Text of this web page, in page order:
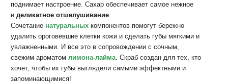
поднимает настроение. Сахар обеспечивает самое нежное
и деликатное отшелушивание.
Сочетание натуральных компонентов помогут бережно
удалить ороговевшие клетки кожи и сделать губы мягкими и
увлажненными. И все это в сопровождении с сочным,
свежим ароматом лимона-лайма. Скраб создан для тех, кто
хочет, чтобы их губы выглядели самыми эффектными и
запоминающимися!